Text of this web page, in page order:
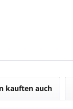
kauften auch